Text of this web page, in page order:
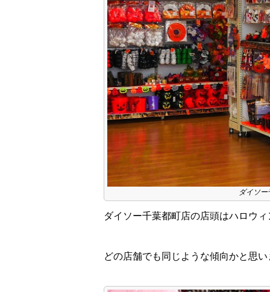
ダイソ
ダイソー千葉都町店の店頭はハロウ
どの店舗でも同じような傾向かと思